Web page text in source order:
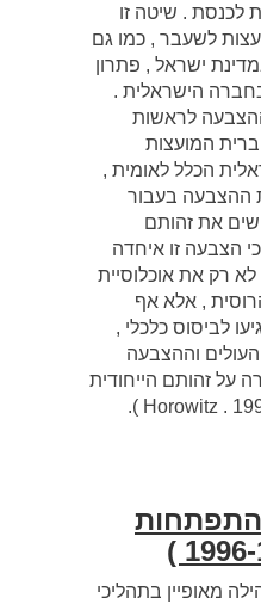
לכנסת . שיטה זו
לשעבר , כמו גם
ישראל , פתרון
הישראלית .
לראשות
המועצות
הכלל לאומית ,
ההצבעה בעבור
את זהותם
הצבעה זו איחדה
רק את אוכלוסיית
, אלא אף
לביסוס כלכלי ,
וההצבעה
על זהותם הייחודית
מאופיין בתהליכי